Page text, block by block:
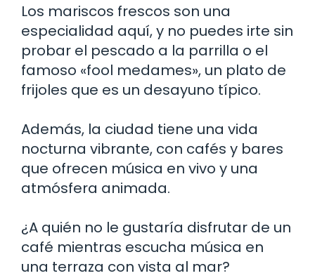
Los mariscos frescos son una
especialidad aquí, y no puedes irte sin
probar el pescado a la parrilla o el
famoso «fool medames», un plato de
frijoles que es un desayuno típico.
Además, la ciudad tiene una vida
nocturna vibrante, con cafés y bares
que ofrecen música en vivo y una
atmósfera animada.
¿A quién no le gustaría disfrutar de un
café mientras escucha música en
una terraza con vista al mar?